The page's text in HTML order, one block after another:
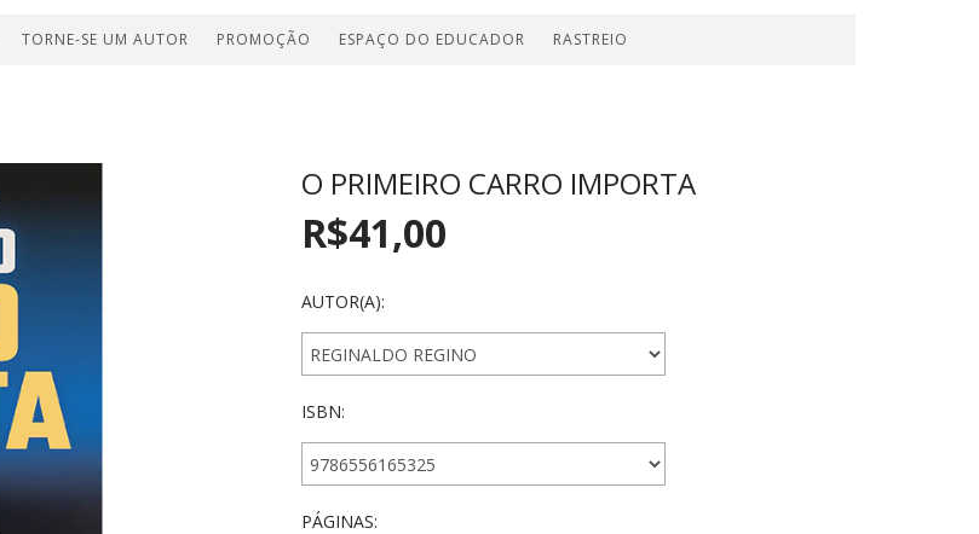
TORNE-SE UM AUTOR PROMOÇÃO ESPAÇO DO EDUCADOR RASTREIO
O PRIMEIRO CARRO IMPORTA
R$41,00
AUTOR(A):
ISBN:
PÁGINAS: